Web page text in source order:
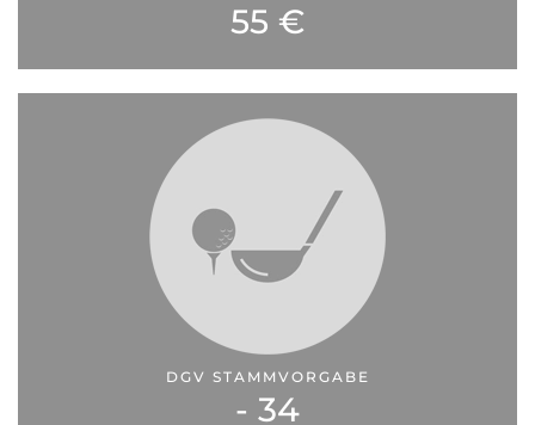
55 €
DGV STAMMVORGABE
- 34